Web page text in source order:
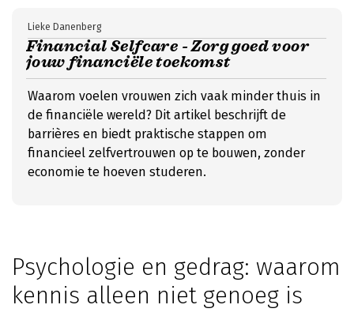
Financial Selfcare - Zorg goed voor
jouw financiële toekomst
Lieke Danenberg
Waarom voelen vrouwen zich vaak minder thuis in
de financiële wereld? Dit artikel beschrijft de
barrières en biedt praktische stappen om
financieel zelfvertrouwen op te bouwen, zonder
economie te hoeven studeren.
Psychologie en gedrag: waarom
kennis alleen niet genoeg is